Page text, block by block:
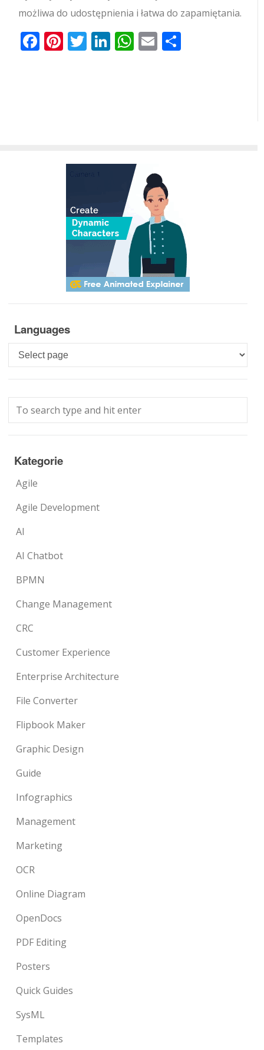
możliwa do udostępnienia i łatwa do zapamiętania.
Facebook
Pinterest
Twitter
LinkedIn
WhatsApp
Email
Languages
Languages
Kategorie
Agile
Agile Development
AI
AI Chatbot
BPMN
Change Management
CRC
Customer Experience
Enterprise Architecture
File Converter
Flipbook Maker
Graphic Design
Guide
Infographics
Management
Marketing
OCR
Online Diagram
OpenDocs
PDF Editing
Posters
Quick Guides
SysML
Templates